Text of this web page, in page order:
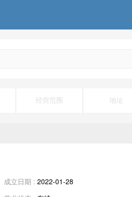
经营范围 地址
成立日期 : 2022-01-28